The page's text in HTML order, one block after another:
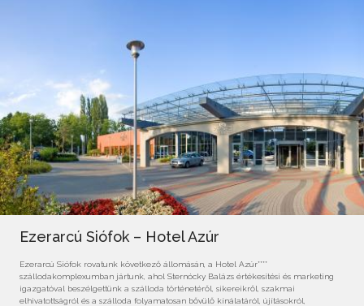
Ezerarcú Siófok – Hotel Azúr
Ezerarcú Siófok rovatunk következő állomásán, a Hotel Azúr****
szállodakomplexumban jártunk, ahol Sternócky Balázs értékesítési és marketing
igazgatóval beszélgettünk a szálloda történetéről, sikereikről, szakmai
elhivatottságról és a szálloda folyamatosan bővülő kínálatáról, újításokról,